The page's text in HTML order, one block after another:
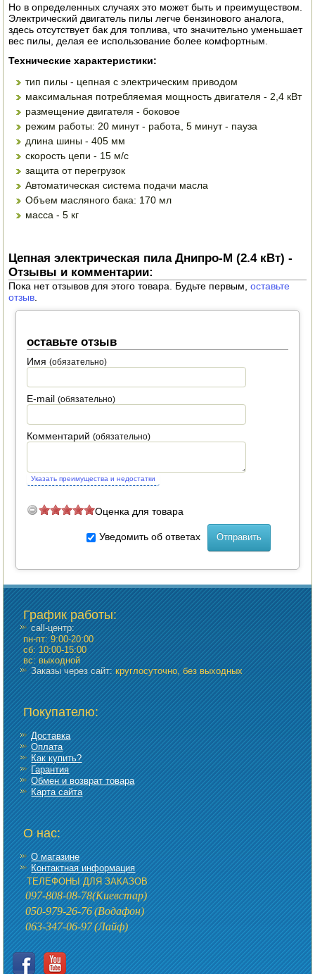
НАСТОЛЬНЫЕ ПЛИТЫ
ЭЛЕКТРО И БЕНЗО ИНСТРУМЕНТ
ЭЛЕКТРО ШАШЛЫЧНИЦЫ
СОКОВЫЖИМАЛКИ
СУШИЛКИ ПРОДУКТОВ
СОКОВАРКИ
ТОВАРЫ ДЛЯ ЗИМЫ
ОБОРУДОВАНИЕ ДЛЯ ПЧЕЛОВОДСТВА
ДОИЛЬНЫЕ АППАРАТЫ
СРЕДСТВА ОТ ВРЕДИТЕЛЕЙ
ПОСУДА ДЛЯ КУХНИ
ДУШ ДЛЯ ДАЧИ И ДОМА
МАНГАЛЫ, КОПТИЛЬНИ
Но в определенных случаях это может быть и преимуществом.
Электрический двигатель пилы легче бензинового аналога,
здесь отсутствует бак для топлива, что значительно уменьшает
вес пилы, делая ее использование более комфортным.
Технические характеристики:
тип пилы - цепная с электрическим приводом
максимальная потребляемая мощность двигателя - 2,4 кВт
размещение двигателя - боковое
режим работы: 20 минут - работа, 5 минут - пауза
длина шины - 405 мм
скорость цепи - 15 м/с
защита от перегрузок
Автоматическая система подачи масла
Объем масляного бака: 170 мл
масса - 5 кг
Цепная электрическая пила Днипро-М (2.4 кВт) -
Отзывы и комментарии:
Пока нет отзывов для этого товара. Будьте первым,оставьте
отзыв
оставьте отзыв
Имя(обязательно)
E-mail(обязательно)
Комментарий(обязательно)
Указать преимущества и недостатки
Оценка для товара
Уведомить об ответах
График работы:
call-центр:
пн-пт: 9:00-20:00
сб: 10:00-15:00
вс: выходной
Заказы через сайт:круглосуточно, без выходных
Покупателю:
Доставка
Оплата
Как купить?
Гарантия
Обмен и возврат товара
Карта сайта
О нас:
О магазине
Контактная информация
ТЕЛЕФОНЫ ДЛЯ ЗАКАЗОВ
097-808-08-78(Киевстар)
050-979-26-76(Водафон)
063-347-06-97(Лайф)